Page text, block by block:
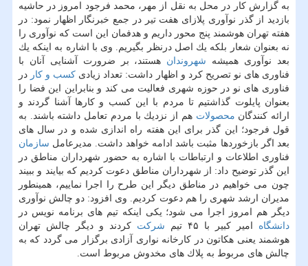
به گزارش كار در محل به نقل از مهر، محمد فرجود امروز در حاشیه
بازدید از گذر نوآوری پلازای هفت تیر در جمع خبرنگار اظهار نمود: در
هفته تهران هوشمند پنج محور داریم و هدفمان این است كه نوآوری را
نه بعنوان شعار بلكه یك اصل درنظر بگیریم. وی با اشاره به اینكه یك
بعد نوآوری همیشه شهروندان هستند، بر ضرورت آشنایی آنان با
فناوری های نو تصریح كرد و اظهار داشت: تعداد زیادی كسب و كار در
فناوری های نو در حوزه شهری فعالیت می كند و بنابراین این فضا را
بعنوان پایلوت گذاشتیم تا مردم با این كسب و كارها آشنا گردند و
ارائه كنندگان محصولات هم از نزدیك با مردم تعامل داشته باشند. به
قول فرجود؛ این گذر برای این هفته راه اندازی شده و در سال های
بعد اگر بازخوردها مثبت باشد ادامه خواهد داشت. مدیرعامل سازمان
فناوری اطلاعات و ارتباطات با اشاره به حضور شهرداران مناطق در
این گذر توضیح داد: از شهرداران مناطق دعوت كردیم كه بیایند و ببیند
چون می خواهیم در مناطق دیگر این طرح را اجرا نماییم، همینطور
مدیران ارشد شهری را هم دعوت كردیم. وی افزود: دو چالش نوآوری
دیگر هم امروز اجرا می شود؛ یكی اینكه تیم های برنامه نویس در
دانشگاه امیر كبیر با ۴۵ تیم شركت كردند و دیگر چالش تهران
هوشمند یعنی هكاتون در كارخانه نواری آزادی برگزار می گردد كه به
چالش های مربوط به پلاك های مخدوش مربوط است.